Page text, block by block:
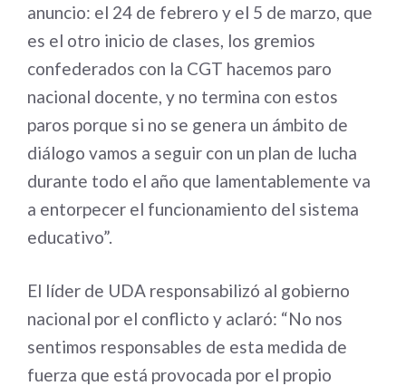
anuncio: el 24 de febrero y el 5 de marzo, que
es el otro inicio de clases, los gremios
confederados con la CGT hacemos paro
nacional docente, y no termina con estos
paros porque si no se genera un ámbito de
diálogo vamos a seguir con un plan de lucha
durante todo el año que lamentablemente va
a entorpecer el funcionamiento del sistema
educativo”.
El líder de UDA responsabilizó al gobierno
nacional por el conflicto y aclaró: “No nos
sentimos responsables de esta medida de
fuerza que está provocada por el propio